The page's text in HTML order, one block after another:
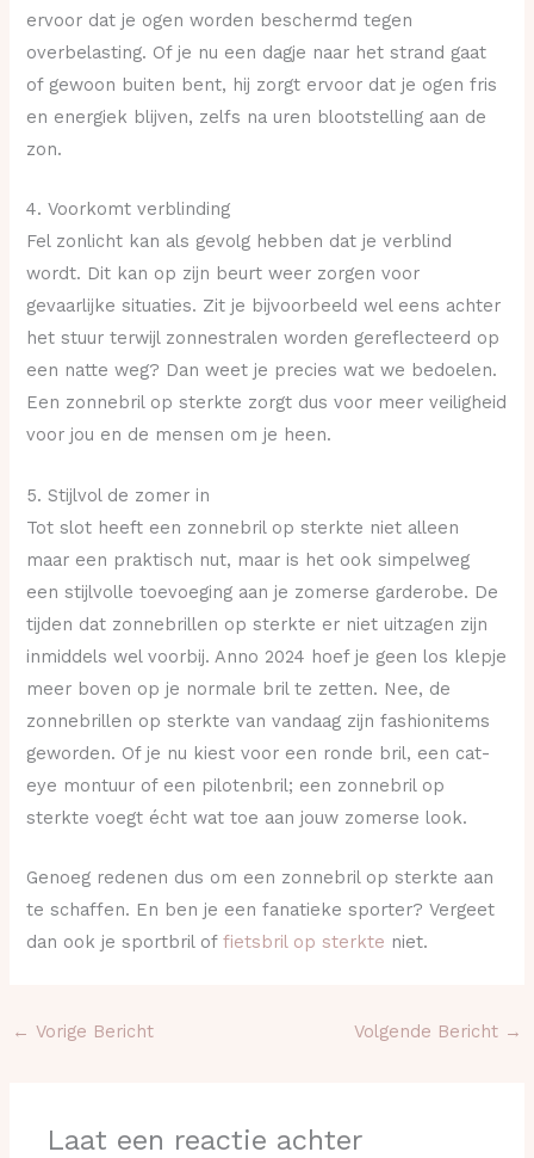
ervoor dat je ogen worden beschermd tegen
overbelasting. Of je nu een dagje naar het strand gaat
of gewoon buiten bent, hij zorgt ervoor dat je ogen fris
en energiek blijven, zelfs na uren blootstelling aan de
zon.
4. Voorkomt verblinding
Fel zonlicht kan als gevolg hebben dat je verblind
wordt. Dit kan op zijn beurt weer zorgen voor
gevaarlijke situaties. Zit je bijvoorbeeld wel eens achter
het stuur terwijl zonnestralen worden gereflecteerd op
een natte weg? Dan weet je precies wat we bedoelen.
Een zonnebril op sterkte zorgt dus voor meer veiligheid
voor jou en de mensen om je heen.
5. Stijlvol de zomer in
Tot slot heeft een zonnebril op sterkte niet alleen
maar een praktisch nut, maar is het ook simpelweg
een stijlvolle toevoeging aan je zomerse garderobe. De
tijden dat zonnebrillen op sterkte er niet uitzagen zijn
inmiddels wel voorbij. Anno 2024 hoef je geen los klepje
meer boven op je normale bril te zetten. Nee, de
zonnebrillen op sterkte van vandaag zijn fashionitems
geworden. Of je nu kiest voor een ronde bril, een cat-
eye montuur of een pilotenbril; een zonnebril op
sterkte voegt écht wat toe aan jouw zomerse look.
Genoeg redenen dus om een zonnebril op sterkte aan
te schaffen. En ben je een fanatieke sporter? Vergeet
dan ook je sportbril offietsbril op sterkte niet.
← Vorige Bericht Volgende Bericht →
Laat een reactie achter